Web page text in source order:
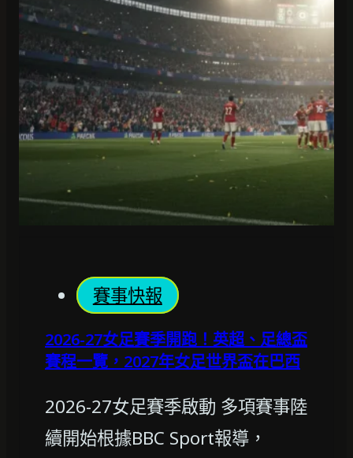
賽事快報
2026-27女足賽季開跑！英超、足總盃
賽程一覽，2027年女足世界盃在巴西
2026-27女足賽季啟動 多項賽事陸
續開始根據BBC Sport報導，